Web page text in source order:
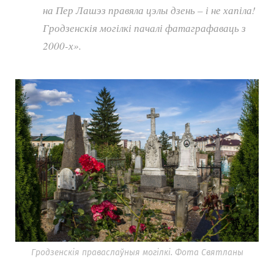
на Пер Лашэз правяла цэлы дзень – і не хапіла!
Гродзенскія могілкі пачалі фатаграфаваць з
2000-х».
Гродзенскія праваслаўныя могілкі. Фота Святланы